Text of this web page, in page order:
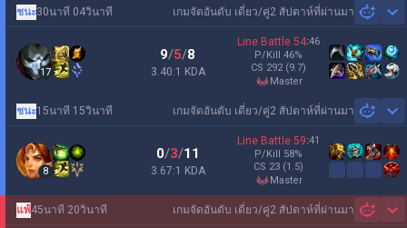
เกมจัดอันดับ เดี่ยว/คู่2 สัปดาห์ที่ผ่านมา
ชนะ30นาที 04วินาที
17
9/5/8
3.40:1 KDA
Line Battle 54:46
P/Kill 46%
CS 292 (9.7)
master
เกมจัดอันดับ เดี่ยว/คู่2 สัปดาห์ที่ผ่านมา
ชนะ15นาที 15วินาที
8
0/3/11
3.67:1 KDA
Line Battle 59:41
P/Kill 58%
CS 23 (1.5)
master
เกมจัดอันดับ เดี่ยว/คู่2 สัปดาห์ที่ผ่านมา
แพ้45นาที 20วินาที